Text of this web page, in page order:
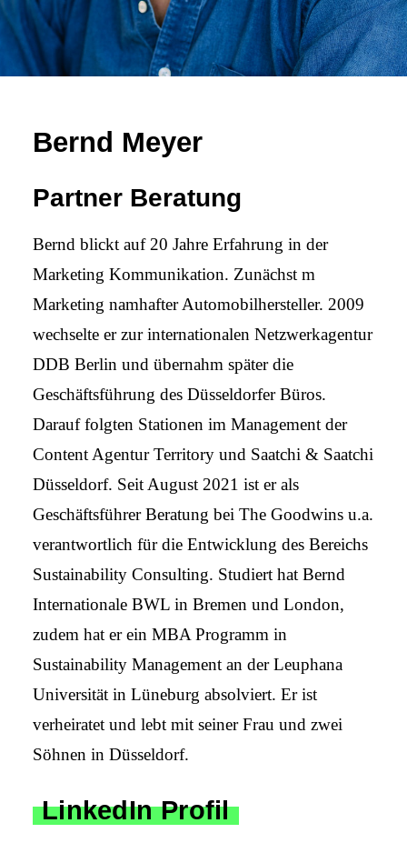
Bernd Meyer
Partner Beratung
Bernd blickt auf 20 Jahre Erfahrung in der
Marketing Kommunikation. Zunächst m
Marketing namhafter Automobilhersteller. 2009
wechselte er zur internationalen Netzwerkagentur
DDB Berlin und übernahm später die
Geschäftsführung des Düsseldorfer Büros.
Darauf folgten Stationen im Management der
Content Agentur Territory und Saatchi & Saatchi
Düsseldorf. Seit August 2021 ist er als
Geschäftsführer Beratung bei The Goodwins u.a.
verantwortlich für die Entwicklung des Bereichs
Sustainability Consulting. Studiert hat Bernd
Internationale BWL in Bremen und London,
zudem hat er ein MBA Programm in
Sustainability Management an der Leuphana
Universität in Lüneburg absolviert. Er ist
verheiratet und lebt mit seiner Frau und zwei
Söhnen in Düsseldorf.
LinkedIn Profil